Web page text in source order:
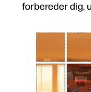
forbereder dig,
Højt
Alsidig til